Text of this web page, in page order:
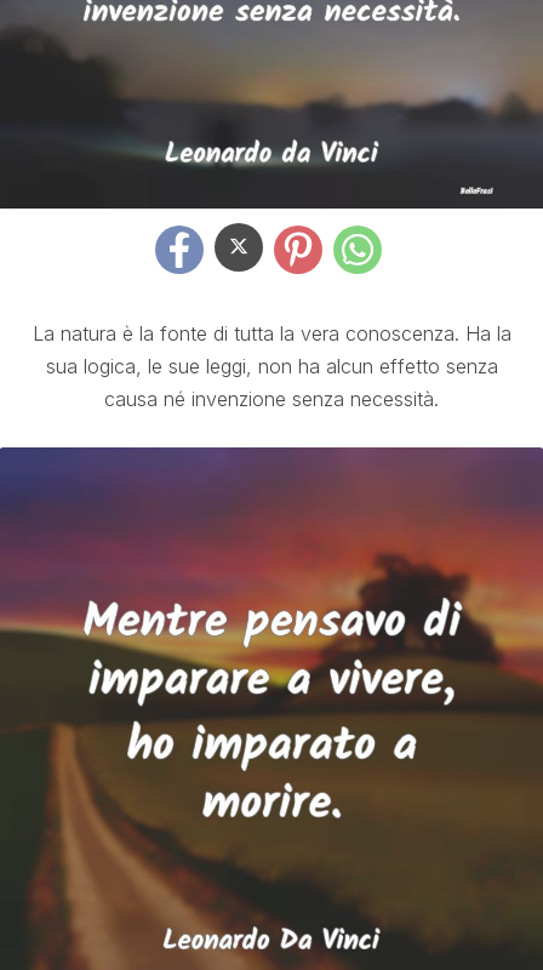
La natura è la fonte di tutta la vera conoscenza. Ha la
sua logica, le sue leggi, non ha alcun effetto senza
causa né invenzione senza necessità.